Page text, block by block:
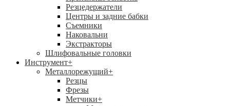
Резцедержатели
Центры и задние бабки
Съемники
Наковальни
Экстракторы
Шлифовальные головки
Инструмент+
Металлорежущий+
Резцы
Фрезы
Метчики+